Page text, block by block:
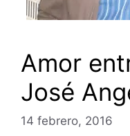
Amor
José
14 febrero, 2016